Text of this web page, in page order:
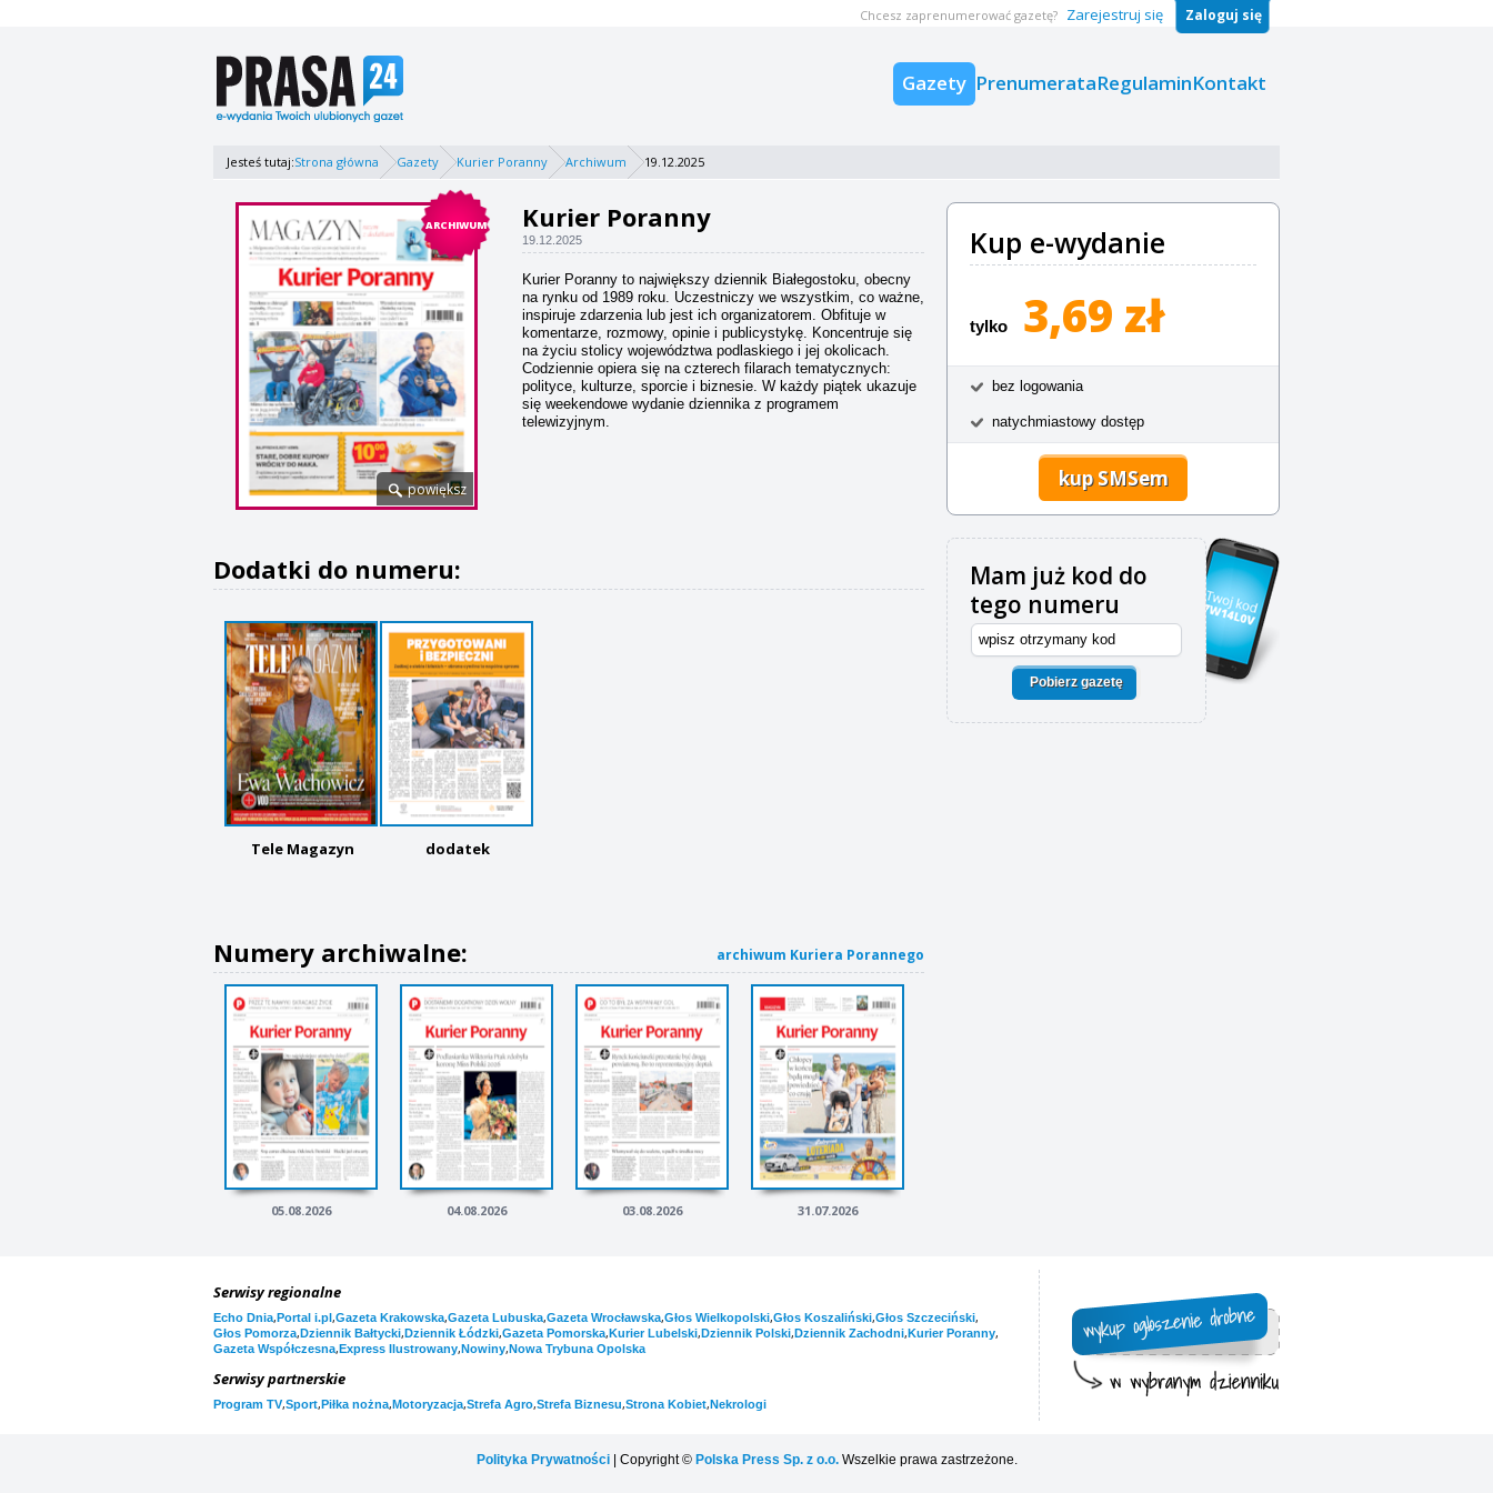
Gazety PrenumerataRegulaminKontakt
Chcesz zaprenumerować gazetę? Zarejestruj się Zaloguj się
Jesteś tutaj:Strona główna Gazety Kurier Poranny Archiwum 19.12.2025
ARCHIWUM
powiększ
Kurier Poranny
19.12.2025
Kurier Poranny to największy dziennik Białegostoku, obecny
na rynku od 1989 roku. Uczestniczy we wszystkim, co ważne,
inspiruje zdarzenia lub jest ich organizatorem. Obfituje w
komentarze, rozmowy, opinie i publicystykę. Koncentruje się
na życiu stolicy województwa podlaskiego i jej okolicach.
Codziennie opiera się na czterech filarach tematycznych:
polityce, kulturze, sporcie i biznesie. W każdy piątek ukazuje
się weekendowe wydanie dziennika z programem
telewizyjnym.
Dodatki do numeru:
Tele Magazyn dodatek
Kup e-wydanie
tylko 3,69 zł
bez logowania
natychmiastowy dostęp
kup SMSem
Mam już kod do
tego numeru
Pobierz gazetę
Numery archiwalne: archiwum Kuriera Porannego
05.08.2026 04.08.2026 03.08.2026 31.07.2026
Serwisy regionalne
Echo Dnia,Portal i.pl,Gazeta Krakowska,Gazeta Lubuska,Gazeta Wrocławska,Głos Wielkopolski,Głos Koszaliński,Głos Szczeciński,
Głos Pomorza,Dziennik Bałtycki,Dziennik Łódzki,Gazeta Pomorska,Kurier Lubelski,Dziennik Polski,Dziennik Zachodni,Kurier Poranny,
Gazeta Współczesna,Express Ilustrowany,Nowiny,Nowa Trybuna Opolska
Serwisy partnerskie
Program TV,Sport,Piłka nożna,Motoryzacja,Strefa Agro,Strefa Biznesu,Strona Kobiet,Nekrologi
Polityka Prywatności| Copyright © Polska Press Sp. z o.o. Wszelkie prawa zastrzeżone.